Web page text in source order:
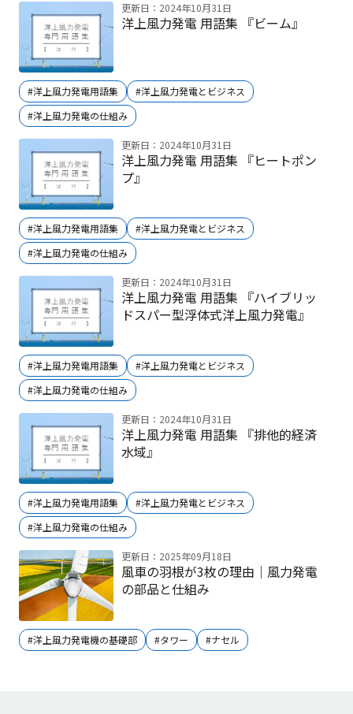
更新日：2024年10月31日
洋上風力発電 用語集 『ビーム』
#洋上風力発電用語集
#洋上風力発電とビジネス
#洋上風力発電の仕組み
更新日：2024年10月31日
洋上風力発電 用語集 『ヒートポン
プ』
#洋上風力発電用語集
#洋上風力発電とビジネス
#洋上風力発電の仕組み
更新日：2024年10月31日
洋上風力発電 用語集 『ハイブリッ
ドスパー型浮体式洋上風力発電』
#洋上風力発電用語集
#洋上風力発電とビジネス
#洋上風力発電の仕組み
更新日：2024年10月31日
洋上風力発電 用語集 『排他的経済
水域』
#洋上風力発電用語集
#洋上風力発電とビジネス
#洋上風力発電の仕組み
更新日：2025年09月18日
風車の羽根が3枚の理由｜風力発電
の部品と仕組み
#洋上風力発電機の基礎部 #タワー #ナセル